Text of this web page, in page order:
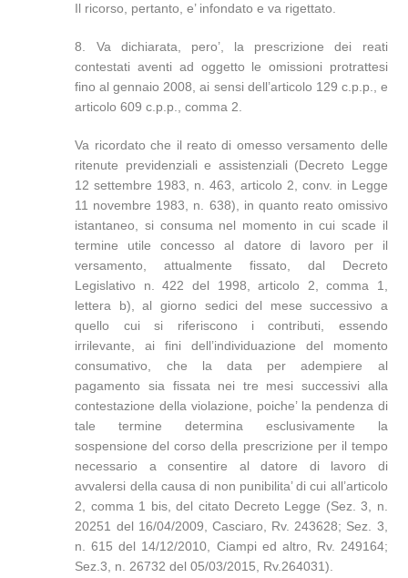
Il ricorso, pertanto, e’ infondato e va rigettato.
8. Va dichiarata, pero’, la prescrizione dei reati
contestati aventi ad oggetto le omissioni protrattesi
fino al gennaio 2008, ai sensi dell’articolo 129 c.p.p., e
articolo 609 c.p.p., comma 2.
Va ricordato che il reato di omesso versamento delle
ritenute previdenziali e assistenziali (Decreto Legge
12 settembre 1983, n. 463, articolo 2, conv. in Legge
11 novembre 1983, n. 638), in quanto reato omissivo
istantaneo, si consuma nel momento in cui scade il
termine utile concesso al datore di lavoro per il
versamento, attualmente fissato, dal Decreto
Legislativo n. 422 del 1998, articolo 2, comma 1,
lettera b), al giorno sedici del mese successivo a
quello cui si riferiscono i contributi, essendo
irrilevante, ai fini dell’individuazione del momento
consumativo, che la data per adempiere al
pagamento sia fissata nei tre mesi successivi alla
contestazione della violazione, poiche’ la pendenza di
tale termine determina esclusivamente la
sospensione del corso della prescrizione per il tempo
necessario a consentire al datore di lavoro di
avvalersi della causa di non punibilita’ di cui all’articolo
2, comma 1 bis, del citato Decreto Legge (Sez. 3, n.
20251 del 16/04/2009, Casciaro, Rv. 243628; Sez. 3,
n. 615 del 14/12/2010, Ciampi ed altro, Rv. 249164;
Sez.3, n. 26732 del 05/03/2015, Rv.264031).